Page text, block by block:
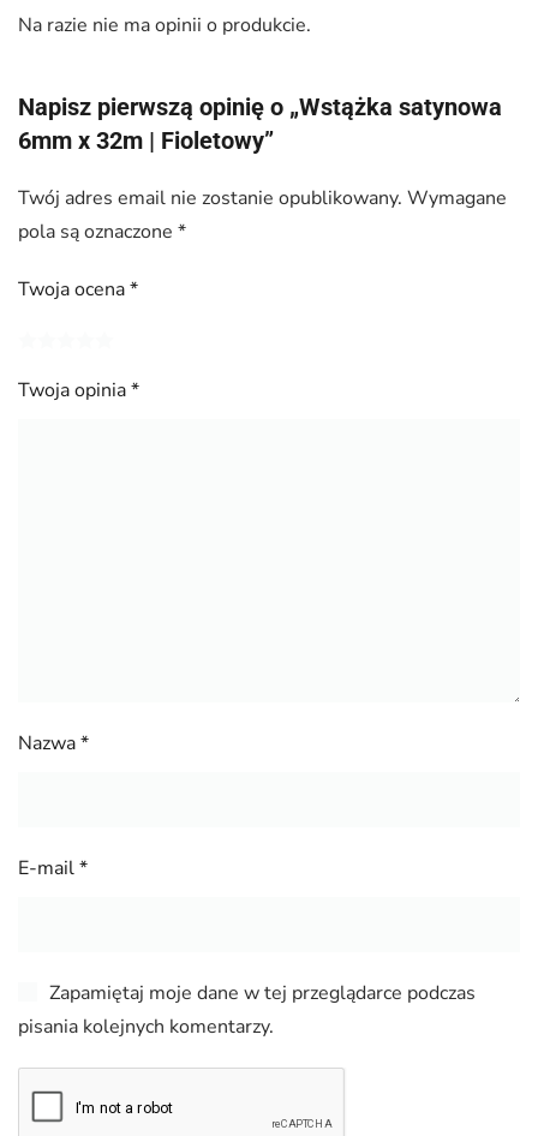
Na razie nie ma opinii o produkcie.
Napisz pierwszą opinię o „Wstążka satynowa
6mm x 32m | Fioletowy”
Twój adres email nie zostanie opublikowany. Wymagane
pola są oznaczone *
Twoja ocena*
Twoja opinia*
Nazwa*
E-mail*
Zapamiętaj moje dane w tej przeglądarce podczas
pisania kolejnych komentarzy.